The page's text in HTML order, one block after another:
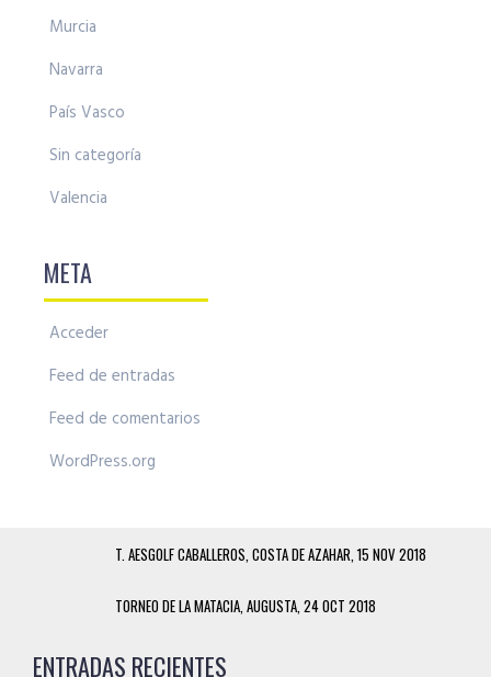
Murcia
Navarra
País Vasco
Sin categoría
Valencia
META
Acceder
Feed de entradas
Feed de comentarios
WordPress.org
T. AESGOLF CABALLEROS, COSTA DE AZAHAR, 15 NOV 2018
TORNEO DE LA MATACIA, AUGUSTA, 24 OCT 2018
ENTRADAS RECIENTES